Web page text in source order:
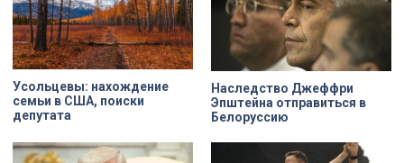
Усольцевы: нахождение
семьи в США, поиски
депутата
Наследство Джеффри
Эпштейна отправиться в
Белоруссию